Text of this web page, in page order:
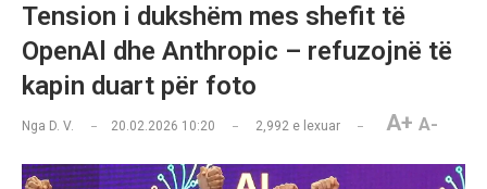
Tension i dukshëm mes shefit të
OpenAl dhe Anthropic – refuzojnë të
kapin duart për foto
Nga D. V. 20.02.2026 10:20 2,992 e lexuar A+ A-